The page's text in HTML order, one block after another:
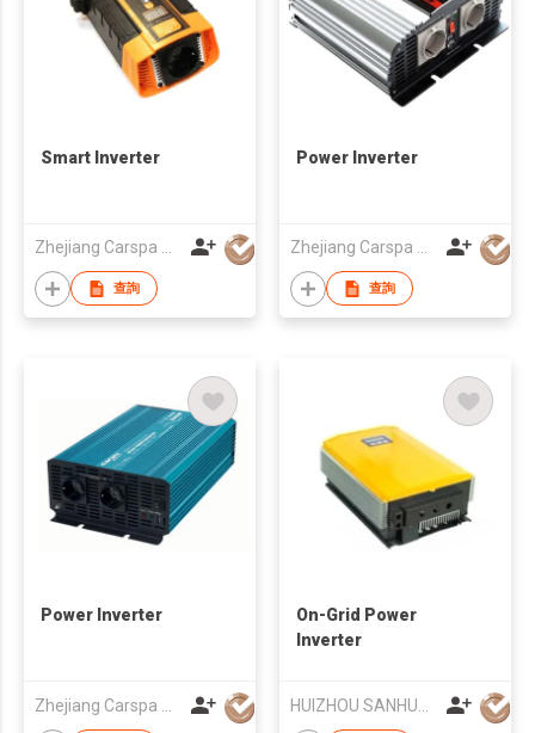
Smart Inverter
Zhejiang Carspa New Energy Co., Ltd
查詢
Power Inverter
Zhejiang Carspa New Energy Co., Ltd
查詢
Power Inverter
On-Grid Power
Inverter